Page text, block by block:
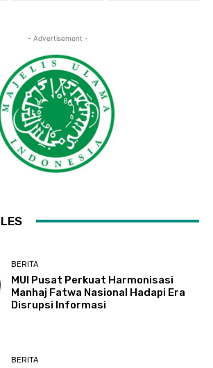
- Advertisement -
BERITA
MUI Pusat Perkuat Harmonisasi
Manhaj Fatwa Nasional Hadapi Era
Disrupsi Informasi
BERITA